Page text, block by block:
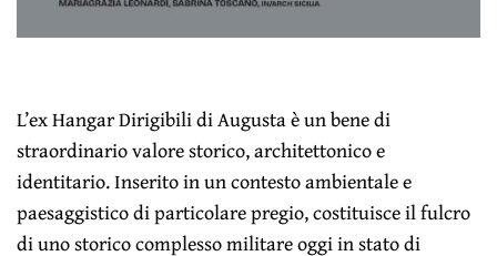
L’ex Hangar Dirigibili di Augusta è un bene di
straordinario valore storico, architettonico e
identitario. Inserito in un contesto ambientale e
paesaggistico di particolare pregio, costituisce il fulcro
di uno storico complesso militare oggi in stato di